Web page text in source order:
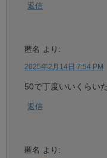
返信
匿名 より:
2025年2月14日 7:54 PM
50で丁度いいくらい
返信
匿名 より: